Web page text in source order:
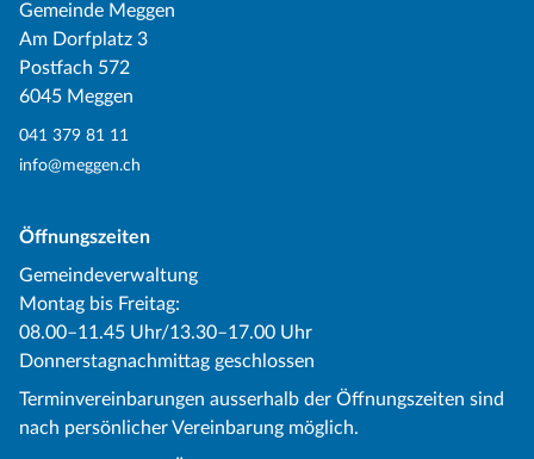
Gemeinde Meggen
Am Dorfplatz 3
Postfach 572
6045 Meggen
041 379 81 11
info@meggen.ch
Öffnungszeiten
Gemeindeverwaltung
Montag bis Freitag:
08.00–11.45 Uhr/13.30–17.00 Uhr
Donnerstagnachmittag geschlossen
Terminvereinbarungen ausserhalb der Öffnungszeiten sind
nach persönlicher Vereinbarung möglich.